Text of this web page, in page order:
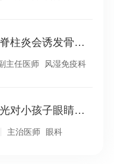
强直性脊柱炎会诱发骨癌吗
主任医师 风湿免疫科
散瞳验光对小孩子眼睛有害吗
主治医师 眼科